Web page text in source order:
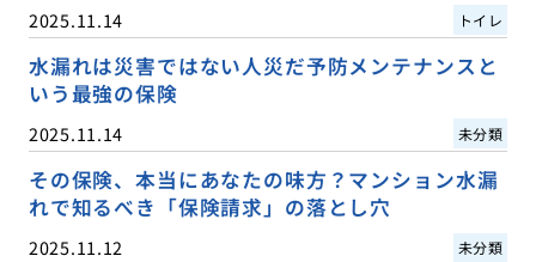
2025.11.14 トイレ
水漏れは災害ではない人災だ予防メンテナンスと
いう最強の保険
2025.11.14 未分類
その保険、本当にあなたの味方？マンション水漏
れで知るべき「保険請求」の落とし穴
2025.11.12 未分類